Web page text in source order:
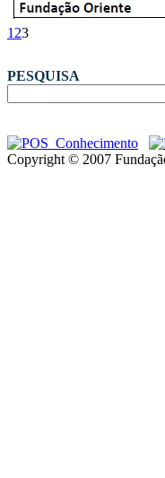
1 23
PESQUISA
Copyright © 2007